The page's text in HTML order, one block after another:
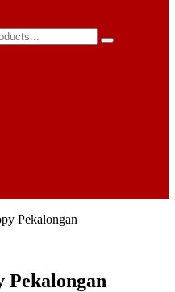
Pekalongan
Pekalongan